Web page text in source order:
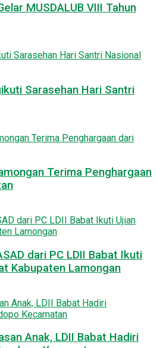
MUSDALUB VIII Tahun
Sarasehan Hari Santri
Terima Penghargaan
dari PC LDII Babat Ikuti
Kabupaten Lamongan
Anak, LDII Babat Hadiri